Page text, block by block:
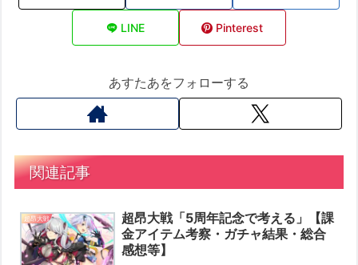
LINE Pinterest
あすたあをフォローする
関連記事
超昂大戦
超昂大戦「5周年記念で考える」【課
金アイテム考察・ガチャ結果・総合
感想等】